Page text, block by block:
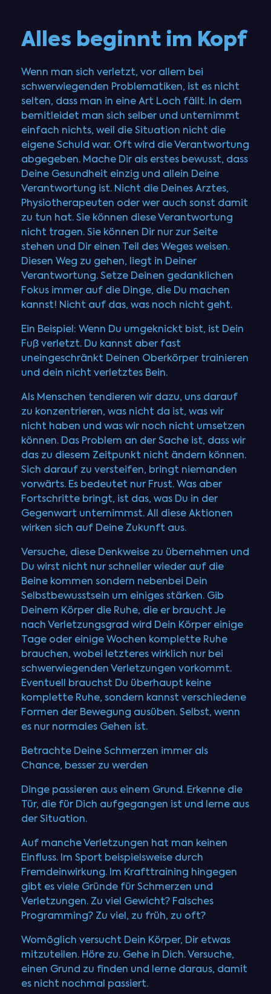
Alles beginnt im Kopf
Wenn man sich verletzt, vor allem bei
schwerwiegenden Problematiken, ist es nicht
selten, dass man in eine Art Loch fällt. In dem
bemitleidet man sich selber und unternimmt
einfach nichts, weil die Situation nicht die
eigene Schuld war. Oft wird die Verantwortung
abgegeben. Mache Dir als erstes bewusst, dass
Deine Gesundheit einzig und allein Deine
Verantwortung ist. Nicht die Deines Arztes,
Physiotherapeuten oder wer auch sonst damit
zu tun hat. Sie können diese Verantwortung
nicht tragen. Sie können Dir nur zur Seite
stehen und Dir einen Teil des Weges weisen.
Diesen Weg zu gehen, liegt in Deiner
Verantwortung. Setze Deinen gedanklichen
Fokus immer auf die Dinge, die Du machen
kannst! Nicht auf das, was noch nicht geht.
Ein Beispiel: Wenn Du umgeknickt bist, ist Dein
Fuß verletzt. Du kannst aber fast
uneingeschränkt Deinen Oberkörper trainieren
und dein nicht verletztes Bein.
Als Menschen tendieren wir dazu, uns darauf
zu konzentrieren, was nicht da ist, was wir
nicht haben und was wir noch nicht umsetzen
können. Das Problem an der Sache ist, dass wir
das zu diesem Zeitpunkt nicht ändern können.
Sich darauf zu versteifen, bringt niemanden
vorwärts. Es bedeutet nur Frust. Was aber
Fortschritte bringt, ist das, was Du in der
Gegenwart unternimmst. All diese Aktionen
wirken sich auf Deine Zukunft aus.
Versuche, diese Denkweise zu übernehmen und
Du wirst nicht nur schneller wieder auf die
Beine kommen sondern nebenbei Dein
Selbstbewusstsein um einiges stärken. Gib
Deinem Körper die Ruhe, die er braucht Je
nach Verletzungsgrad wird Dein Körper einige
Tage oder einige Wochen komplette Ruhe
brauchen, wobei letzteres wirklich nur bei
schwerwiegenden Verletzungen vorkommt.
Eventuell brauchst Du überhaupt keine
komplette Ruhe, sondern kannst verschiedene
Formen der Bewegung ausüben. Selbst, wenn
es nur normales Gehen ist.
Betrachte Deine Schmerzen immer als
Chance, besser zu werden
Dinge passieren aus einem Grund. Erkenne die
Tür, die für Dich aufgegangen ist und lerne aus
der Situation.
Auf manche Verletzungen hat man keinen
Einfluss. Im Sport beispielsweise durch
Fremdeinwirkung. Im Krafttraining hingegen
gibt es viele Gründe für Schmerzen und
Verletzungen. Zu viel Gewicht? Falsches
Programming? Zu viel, zu früh, zu oft?
Womöglich versucht Dein Körper, Dir etwas
mitzuteilen. Höre zu. Gehe in Dich. Versuche,
einen Grund zu finden und lerne daraus, damit
es nicht nochmal passiert.